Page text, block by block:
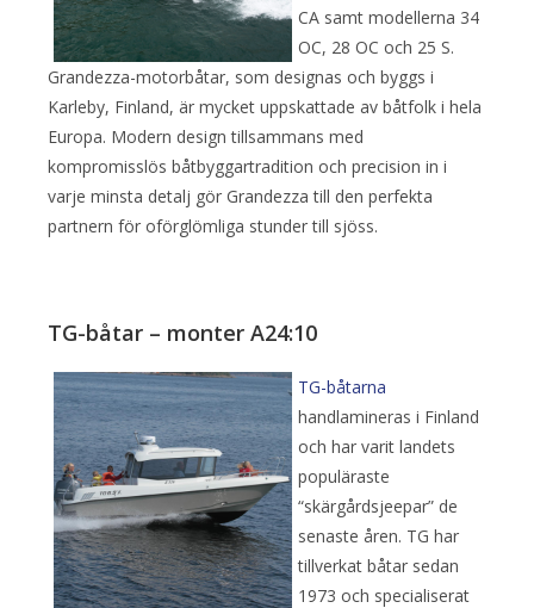
CA samt modellerna 34
OC, 28 OC och 25 S.
Grandezza-motorbåtar, som designas och byggs i
Karleby, Finland, är mycket uppskattade av båtfolk i hela
Europa. Modern design tillsammans med
kompromisslös båtbyggartradition och precision in i
varje minsta detalj gör Grandezza till den perfekta
partnern för oförglömliga stunder till sjöss.
TG-båtar – monter A24:10
TG-båtarna
handlamineras i Finland
och har varit landets
populäraste
“skärgårdsjeepar” de
senaste åren. TG har
tillverkat båtar sedan
1973 och specialiserat